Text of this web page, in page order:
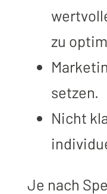
zu
setzen.
Nicht
Je nach